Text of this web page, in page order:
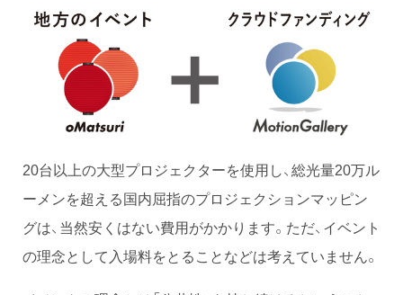
20台以上の大型プロジェクターを使用し、総光量20万ル
ーメンを超える国内屈指のプロジェクションマッピン
グは、当然安くはない費用がかかります。ただ、イベント
の理念として入場料をとることなどは考えていません。